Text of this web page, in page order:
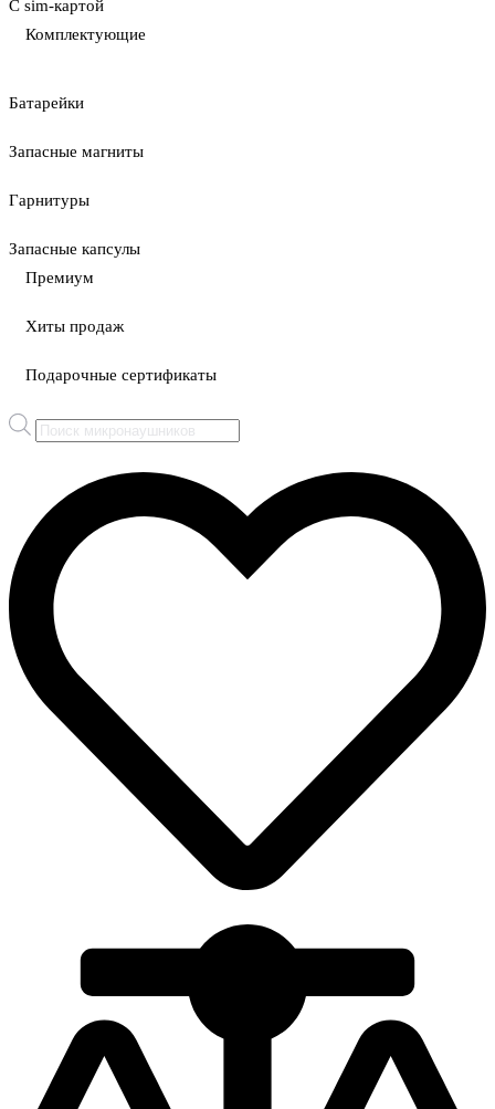
С sim-картой
Комплектующие
Батарейки
Запасные магниты
Гарнитуры
Запасные капсулы
Премиум
Хиты продаж
Подарочные сертификаты
Поиск
товаров